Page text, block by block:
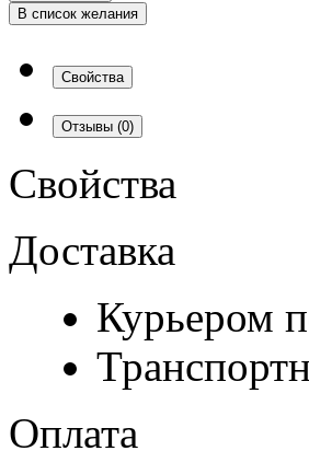
В список желания
Свойства
Отзывы (0)
Свойства
Доставка
Курьером
Оплата